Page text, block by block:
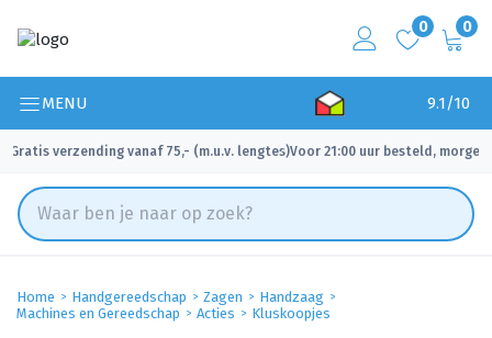
0 0
MENU 9.1/10
Gratis verzending vanaf 75,- (m.u.v. lengtes)
✓ Voor 21:00 uur besteld, morgen
Home Handgereedschap Zagen
Handzaag
Machines en Gereedschap
Acties Kluskoopjes